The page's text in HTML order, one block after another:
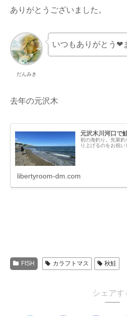
ありがとうございました。
だんみき
いつもありがとう❤
去年の元沢木
元沢木川河口で
初の海釣り。先輩
り上げるのをお祝
libertyroom-dm.com
FISH カラフトマス 秋鮭
シェアす